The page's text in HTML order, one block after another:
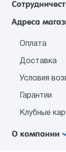
Адреса
Оплата
Доставка
Условия
Гарантии
Клубные
О компании